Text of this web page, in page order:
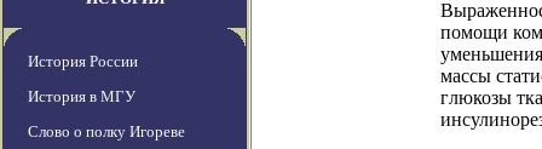
История России
История в МГУ
Слово о полку Игореве
помощи
массы
глюкозы